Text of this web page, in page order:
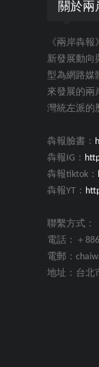
關於兩
《兩岸犇
新發展動向
型為網路媒
來發展的兩
灣統左派的
犇報臉書：
犇報IG：
犇報tiktok：
犇報YT：
聯繫方式：
電話：＋
電郵：
地址：台北